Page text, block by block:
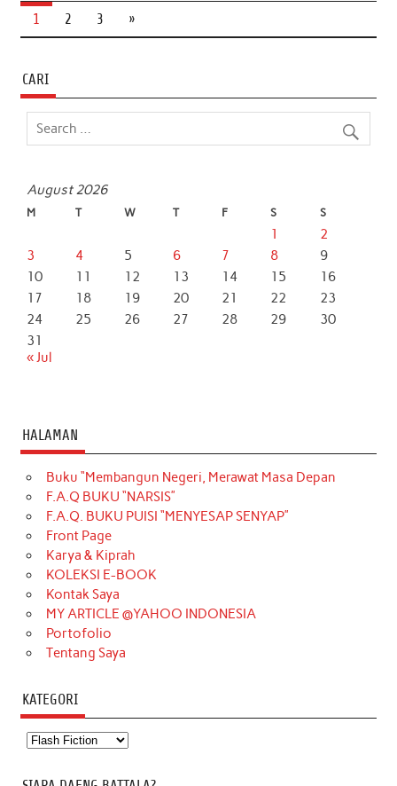
o
k
e
A
d
1 2 3 »
CARI
August 2026
M T W T F S S
1
2
3
4 5 6 7 8
9
10
11 12 13 14 15
16
17
18 19 20 21 22
23
24
25 26 27 28 29
30
31
« Jul
HALAMAN
Buku “Membangun Negeri, Merawat Masa Depan
F.A.Q BUKU “NARSIS”
F.A.Q. BUKU PUISI “MENYESAP SENYAP”
Front Page
Karya & Kiprah
KOLEKSI E-BOOK
Kontak Saya
MY ARTICLE @YAHOO INDONESIA
Portofolio
Tentang Saya
KATEGORI
Kategori